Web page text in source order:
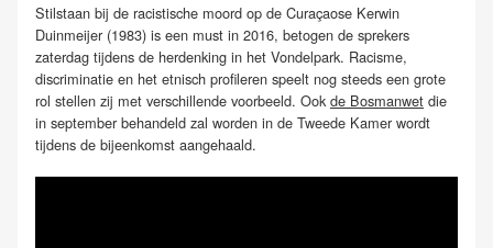
Stilstaan bij de racistische moord op de Curaçaose Kerwin
Duinmeijer (1983) is een must in 2016, betogen de sprekers
zaterdag tijdens de herdenking in het Vondelpark. Racisme,
discriminatie en het etnisch profileren speelt nog steeds een grote
rol stellen zij met verschillende voorbeeld. Ook de Bosmanwet die
in september behandeld zal worden in de Tweede Kamer wordt
tijdens de bijeenkomst aangehaald.